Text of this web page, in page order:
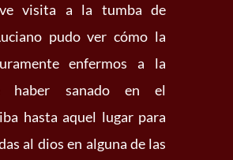
visita a la tumba de
pudo ver cómo la
enfermos a la
haber sanado en el
hasta aquel lugar para
al dios en alguna de las